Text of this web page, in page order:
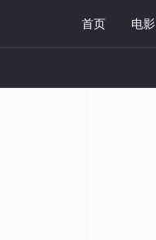
首页 电影